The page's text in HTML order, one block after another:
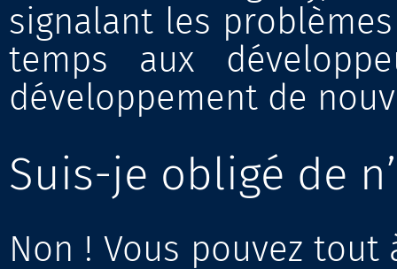
signalant les
temps aux
développement de
Suis-je obligé de
Non ! Vous pouvez